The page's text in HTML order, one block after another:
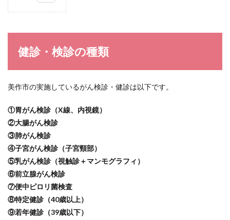
の種
類
2
診・
の対
象年
齢
3
健
診・
検診
の費
用
3.1
美作
健診・検診の種類
美作市の実施しているがん検診・健診は以下です。
①胃がん検診（X線、内視鏡）
②大腸がん検診
③肺がん検診
④子宮がん検診（子宮頸部）
⑤乳がん検診（視触診＋マンモグラフィ）
⑥前立腺がん検診
⑦便中ピロリ菌検査
⑧特定健診（40歳以上）
⑨若年健診（39歳以下）